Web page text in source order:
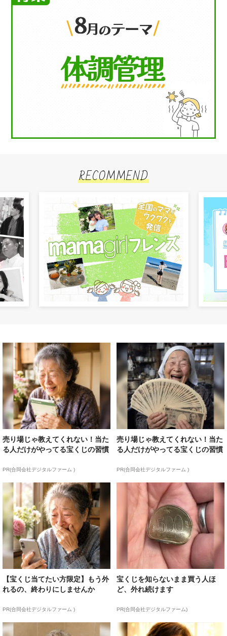
RECOMMEND
売り場じゃ教えてくれない！当た
る人だけがやってる宝くじの習慣
PR(合同会社デジタルファーム )
売り場じゃ教えてくれない！当た
る人だけがやってる宝くじの習慣
PR(合同会社デジタルファーム )
【宝くじ当てたい方限定】もう外
れるの、終わりにしませんか
PR(合同会社デジタルファーム )
宝くじを知らないまま買う人ほ
ど、外れ続けます
PR(合同会社デジタルファーム)